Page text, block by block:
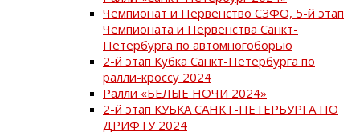
Чемпионат и Первенство СЗФО, 5-й этап
Чемпионата и Первенства Санкт-
Петербурга по автомногоборью
2-й этап Кубка Санкт-Петербурга по
ралли-кроссу 2024
Ралли «БЕЛЫЕ НОЧИ 2024»
2-й этап КУБКА САНКТ-ПЕТЕРБУРГА ПО
ДРИФТУ 2024